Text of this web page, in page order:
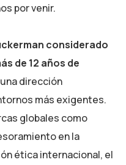
por venir.
considerado
de 12 años de
dirección
más exigentes.
globales como
en la
ética internacional, el